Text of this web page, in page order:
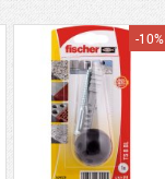
-10%